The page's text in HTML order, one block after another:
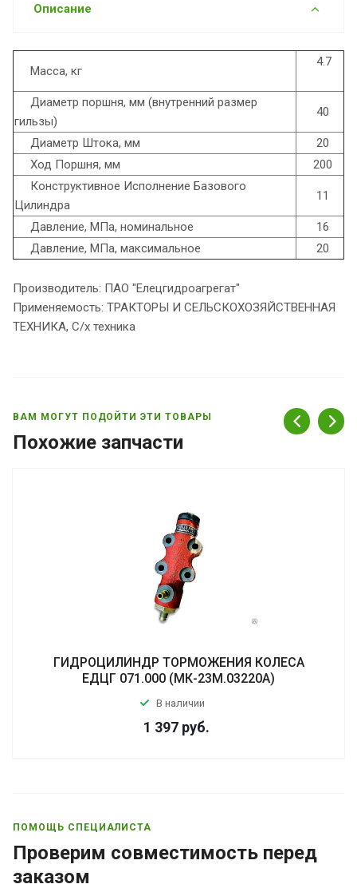
Описание
Масса, кг
4.7
Диаметр поршня, мм (внутренний размер
гильзы)
40
Диаметр Штока, мм
20
Ход Поршня, мм
200
Конструктивное Исполнение Базового
Цилиндра
11
Давление, МПа, номинальное
16
Давление, МПа, максимальное
20
Производитель: ПАО "Елецгидроагрегат"
Применяемость: ТРАКТОРЫ И СЕЛЬСКОХОЗЯЙСТВЕННАЯ
ТЕХНИКА, С/х техника
ВАМ МОГУТ ПОДОЙТИ ЭТИ ТОВАРЫ
Похожие запчасти
ГИДРОЦИЛИНДР ТОРМОЖЕНИЯ КОЛЕСА
ЕДЦГ 071.000 (МК-23М.03220А)
В наличии
1 397 руб.
ПОМОЩЬ СПЕЦИАЛИСТА
Проверим совместимость перед
заказом